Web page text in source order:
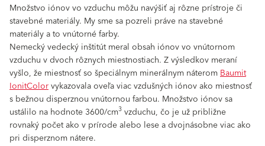
Množstvo iónov vo vzduchu môžu navýšiť aj rôzne prístroje či
stavebné materiály. My sme sa pozreli práve na stavebné
materiály a to vnútorné farby.
Nemecký vedecký inštitút meral obsah iónov vo vnútornom
vzduchu v dvoch rôznych miestnostiach. Z výsledkov meraní
vyšlo, že miestnosť so špeciálnym minerálnym náteromBaumit
IonitColorvykazovala oveľa viac vzdušných iónov ako miestnosť
s bežnou disperznou vnútornou farbou. Množstvo iónov sa
ustálilo na hodnote 3600/cm3 vzduchu, čo je už približne
rovnaký počet ako v prírode alebo lese a dvojnásobne viac ako
pri disperznom nátere.